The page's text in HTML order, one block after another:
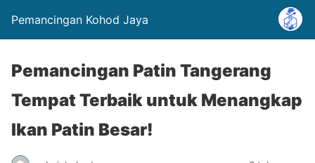
Pemancingan Kohod Jaya
Pemancingan Patin Tangerang
Tempat Terbaik untuk Menangkap
Ikan Patin Besar!